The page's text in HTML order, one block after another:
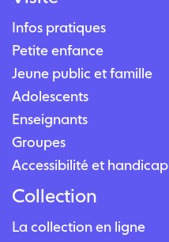
Infos pratiques
Petite enfance
Jeune public et famille
Adolescents
Enseignants
Groupes
Accessibilité et handicap
Collection
La collection en ligne